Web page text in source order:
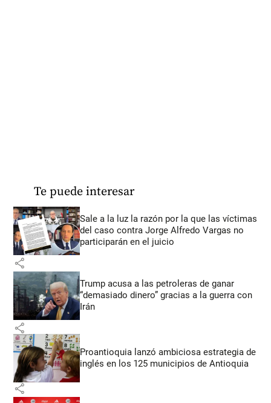
Te puede interesar
Sale a la luz la razón por la que las víctimas
del caso contra Jorge Alfredo Vargas no
participarán en el juicio
share
Trump acusa a las petroleras de ganar
“demasiado dinero” gracias a la guerra con
Irán
share
Proantioquia lanzó ambiciosa estrategia de
inglés en los 125 municipios de Antioquia
share